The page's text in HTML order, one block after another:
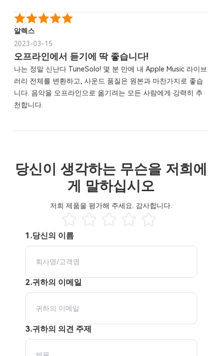
알렉스
2023-03-15
오프라인에서 듣기에 딱 좋습니다!
나는 정말 신난다 TuneSolo! 몇 분 만에 내 Apple Music 라이브
러리 전체를 변환하고, 사운드 품질은 원본과 마찬가지로 좋습
니다. 음악을 오프라인으로 옮기려는 모든 사람에게 강력히 추
천합니다.
당신이 생각하는 무슨을 저희에
게 말하십시오
저희 제품을 평가해 주세요. 감사합니다.
1.당신의 이름
2.귀하의 이메일
3.귀하의 의견 주제